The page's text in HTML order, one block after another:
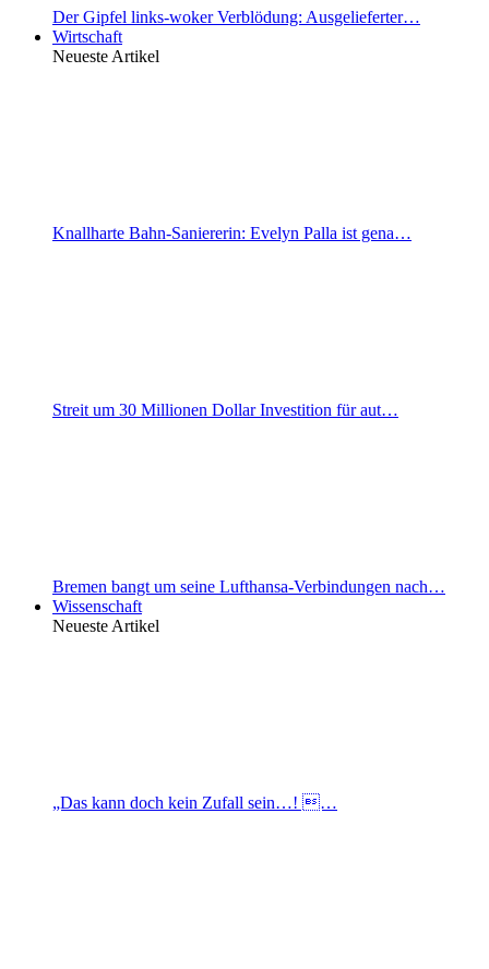
Der Gipfel links-woker Verblödung: Ausgelieferter…
Wirtschaft
Neueste Artikel
Knallharte Bahn-Saniererin: Evelyn Palla ist gena…
Streit um 30 Millionen Dollar Investition für aut…
Bremen bangt um seine Lufthansa-Verbindungen nach…
Wissenschaft
Neueste Artikel
„Das kann doch kein Zufall sein…! …